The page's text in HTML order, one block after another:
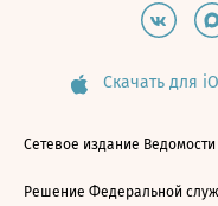
Скачать для
Сетевое издание
Решение Федеральной